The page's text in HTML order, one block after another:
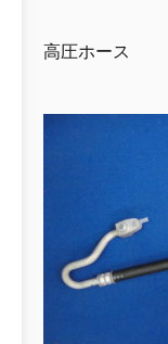
高圧ホース